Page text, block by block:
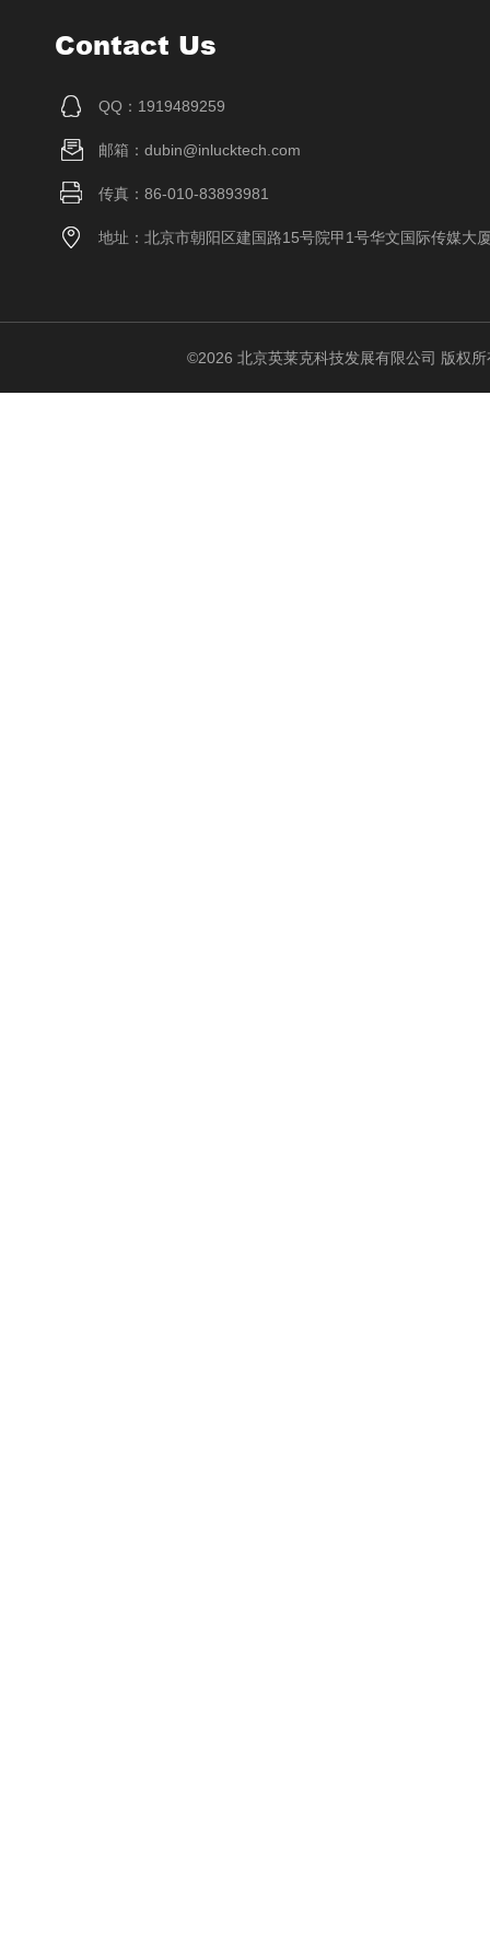
Contact Us
QQ：1919489259
邮箱：dubin@inlucktech.com
传真：86-010-83893981
地址：北京市朝阳区建国路15号院甲1号华文国际传媒大
©2026 北京英莱克科技发展有限公司 版